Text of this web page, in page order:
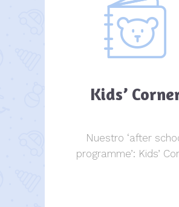
Kids’
Nuestro ‘after
programme’: Kids’